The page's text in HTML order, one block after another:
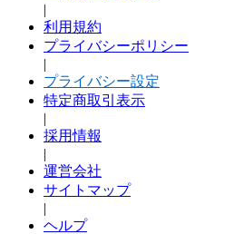
|
利用規約
プライバシーポリシー
|
プライバシー設定
特定商取引表示
|
採用情報
|
運営会社
サイトマップ
|
ヘルプ